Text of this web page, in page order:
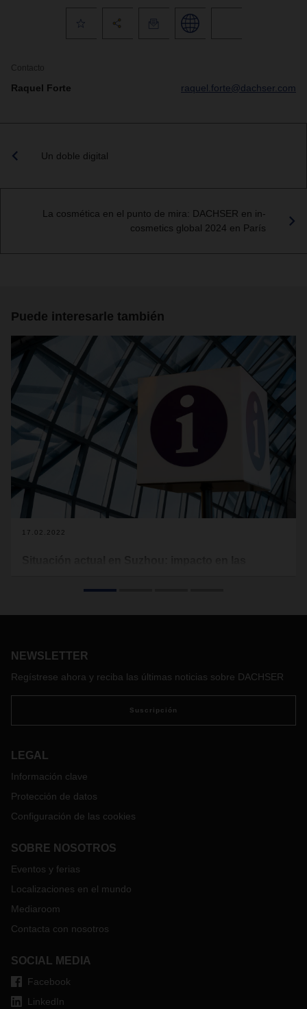
Contacto
Raquel Forte raquel.forte@dachser.com
Un doble digital
La cosmética en el punto de mira: DACHSER en in-
cosmetics global 2024 en París
Puede interesarle también
17.02.2022
Según un aviso de emergencia de las autoridades de
está llevando a cabo la segunda ronda de pruebas en la
ciudad.Mientras tanto, se han cerrado o restringido más,
ciudades y provincias. Por ello, se esperan retrasos en las
La oficina de DACHSER en Suzhou permanece abierta y los
eficaz de la cadena de suministro.
Su contacto local en DACHSER le proporcionará
información sobre los envíos y posibles alternativas.
NEWSLETTER
Regístrese ahora y reciba las últimas noticias sobre DACHSER
Suscripción
LEGAL
Información clave
Protección de datos
Configuración de las cookies
SOBRE NOSOTROS
Eventos y ferias
Localizaciones en el mundo
Mediaroom
Contacta con nosotros
SOCIAL MEDIA
Facebook
LinkedIn